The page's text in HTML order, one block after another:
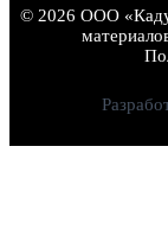
© 2026 ООО